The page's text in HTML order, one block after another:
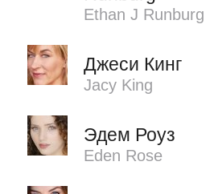
Ethan J Runburg
Джеси Кинг
Jacy King
Эдем Роуз
Eden Rose